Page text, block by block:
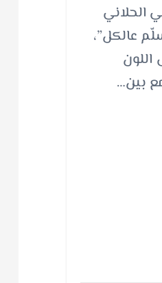
الحلاني
عالكل”،
اللون
بين…